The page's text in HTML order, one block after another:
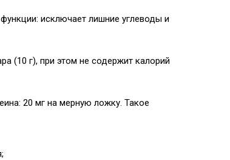
исключает лишние углеводы и
(10 г), при этом не содержит калорий
20 мг на мерную ложку. Такое